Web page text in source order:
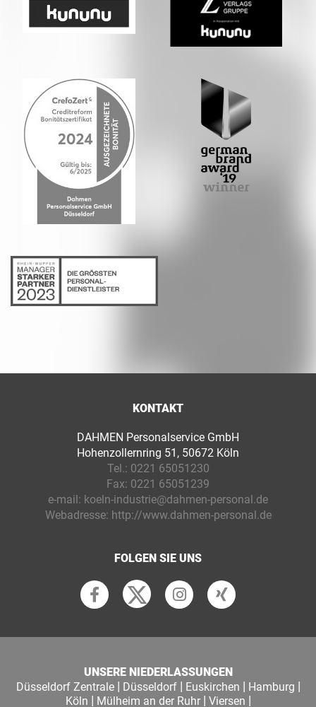
KONTAKT
DAHMEN Personalservice GmbH
Hohenzollernring 51, 50672 Köln
Tel.: 0221 65051230
Fax: 0221 65051239
e-mail: koeln-industrie@dahmen-personal.de
Webadresse: http://www.dahmen-personal.de
FOLGEN SIE UNS
UNSERE NIEDERLASSUNGEN
Düsseldorf Zentrale| Düsseldorf| Euskirchen | Hamburg |
Köln | Mülheim an der Ruhr| Viersen |